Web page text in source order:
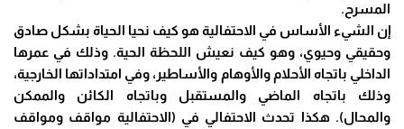
المسرح.
إن الشيء الأساس في الاحتفالية هو كيف نحيا الحياة بشكل صادق
وحقيقي وحيوي، وهو كيف نعيش اللحظة الحية. وذلك في عمرها
الداخلي باتجاه الأحلام والأوهام والأساطير، وفي امتداداتها الخارجية،
وذلك باتجاه الماضي والمستقبل وباتجاه الكائن والممكن
والمحال). هكذا تحدث الاحتفالي في (الاحتفالية مواقف ومواقف